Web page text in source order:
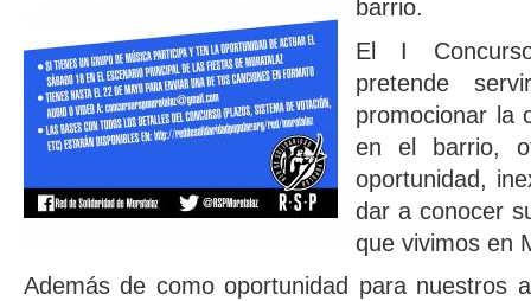
barrio.
El I
pretende
promocionar la
en el barrio,
oportunidad,
dar a conocer
que vivimos en
Además de como oportunidad para nuestros